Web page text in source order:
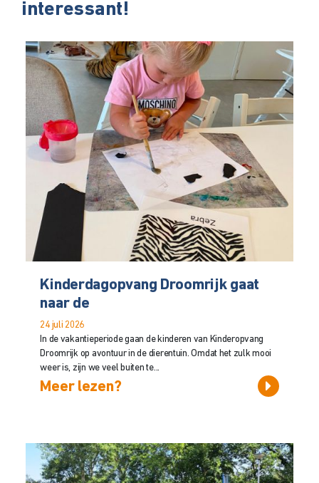
interessant!
Kinderdagopvang Droomrijk gaat
naar de
24 juli 2026
In de vakantieperiode gaan de kinderen van Kinderopvang
Droomrijk op avontuur in de dierentuin. Omdat het zulk mooi
weer is, zijn we veel buiten te...
Meer lezen?